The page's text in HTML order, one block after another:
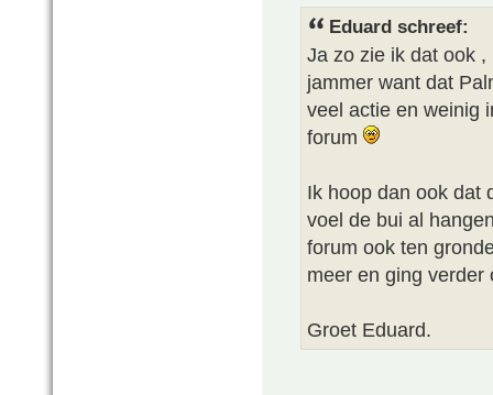
Eduard schreef:
Ja zo zie ik dat ook
jammer want dat
veel actie en weinig
forum
Ik hoop dan ook dat
voel de bui al
forum ook ten
meer en ging
Groet Eduard.